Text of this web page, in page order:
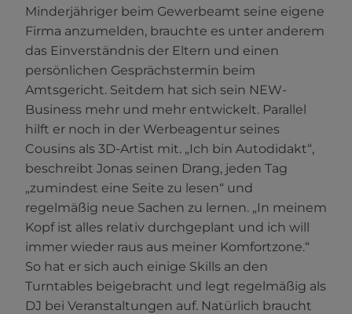
Minderjähriger beim Gewerbeamt seine eigene
Firma anzumelden, brauchte es unter anderem
das Einverständnis der Eltern und einen
persönlichen Gesprächstermin beim
Amtsgericht. Seitdem hat sich sein NEW-
Business mehr und mehr entwickelt. Parallel
hilft er noch in der Werbeagentur seines
Cousins als 3D-Artist mit. „Ich bin Autodidakt“,
beschreibt Jonas seinen Drang, jeden Tag
„zumindest eine Seite zu lesen“ und
regelmäßig neue Sachen zu lernen. „In meinem
Kopf ist alles relativ durchgeplant und ich will
immer wieder raus aus meiner Komfortzone.“
So hat er sich auch einige Skills an den
Turntables beigebracht und legt regelmäßig als
DJ bei Veranstaltungen auf. Natürlich braucht